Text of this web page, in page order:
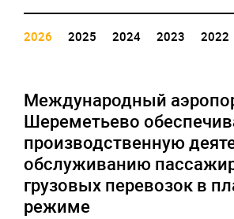
2026 2025 2024 2023 2022
Международный
Шереметьево
производственную
обслуживанию
грузовых перевозок в
режиме